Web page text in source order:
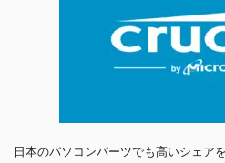
日本のパソコンパーツでも高いシェア